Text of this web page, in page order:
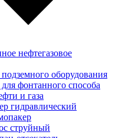
нефтегазовое
оборудования
фонтанного способа
и газа
гидравлический
струйный